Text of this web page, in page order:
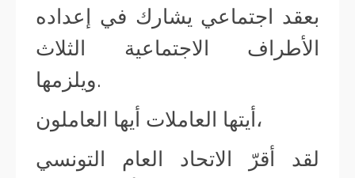
بعقد اجتماعي يشارك في إعداده
الأطراف الاجتماعية الثلاث
ويلزمها.
أيتها العاملات أيها العاملون،
لقد أقرّ الاتحاد العام التونسي